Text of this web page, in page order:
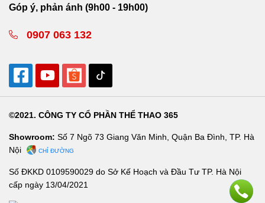
Góp ý, phản ánh (9h00 - 19h00)
0907 063 132
©2021. CÔNG TY CỔ PHẦN THỂ THAO 365
Showroom: Số 7 Ngõ 73 Giang Văn Minh, Quận Ba Đình, TP. Hà
Nội
CHỈ ĐƯỜNG
Số ĐKKD 0109590029 do Sở Kế Hoạch và Đầu Tư TP. Hà Nội
cấp ngày 13/04/2021